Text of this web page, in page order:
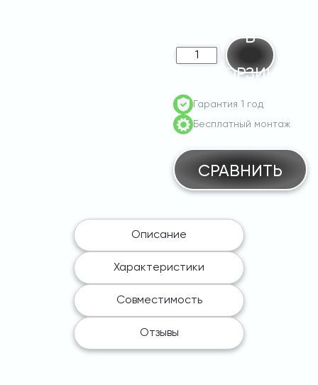
Количество
Orbis
VIARIS
UNI
BT2
7,4
с
с
затвором
В
КОРЗИНУ
Гарантия 1 год
Бесплатный монтаж
СРАВНИТЬ
Описание
Характеристики
Совместимость
Отзывы